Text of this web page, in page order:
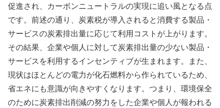
促進され、カーボンニュートラルの実現に追い風となる点
です。前述の通り、炭素税が導入されると消費する製品・
サービスの炭素排出量に応じて利用コストが上がります。
その結果、企業や個人に対して炭素排出量の少ない製品・
サービスを利用するインセンティブが生まれます。また、
現状はほとんどの電力が化石燃料から作られているため、
省エネにも意識が向きやすくなります。つまり、環境保全
のために炭素排出削減の努力をした企業や個人が報われる